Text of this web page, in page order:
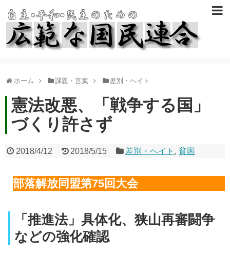
ホーム 課題・言葉 差別・ヘイト
憲法改悪、「戦争する国」
づくり許さず
2018/4/12 2018/5/15 差別・ヘイト ,貧困
部落解放同盟第75回大会
「推進法」具体化、狭山再審闘争
などの強化確認